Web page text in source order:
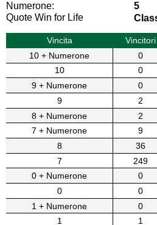
Numerone:
5
Quote Win for Life
Vincita Vincitori
10 + Numerone
0
10
0
9 + Numerone
0
9
2
8 + Numerone
2
7 + Numerone
9
8
36
7
249
0 + Numerone
0
0
0
1 + Numerone
0
1
1